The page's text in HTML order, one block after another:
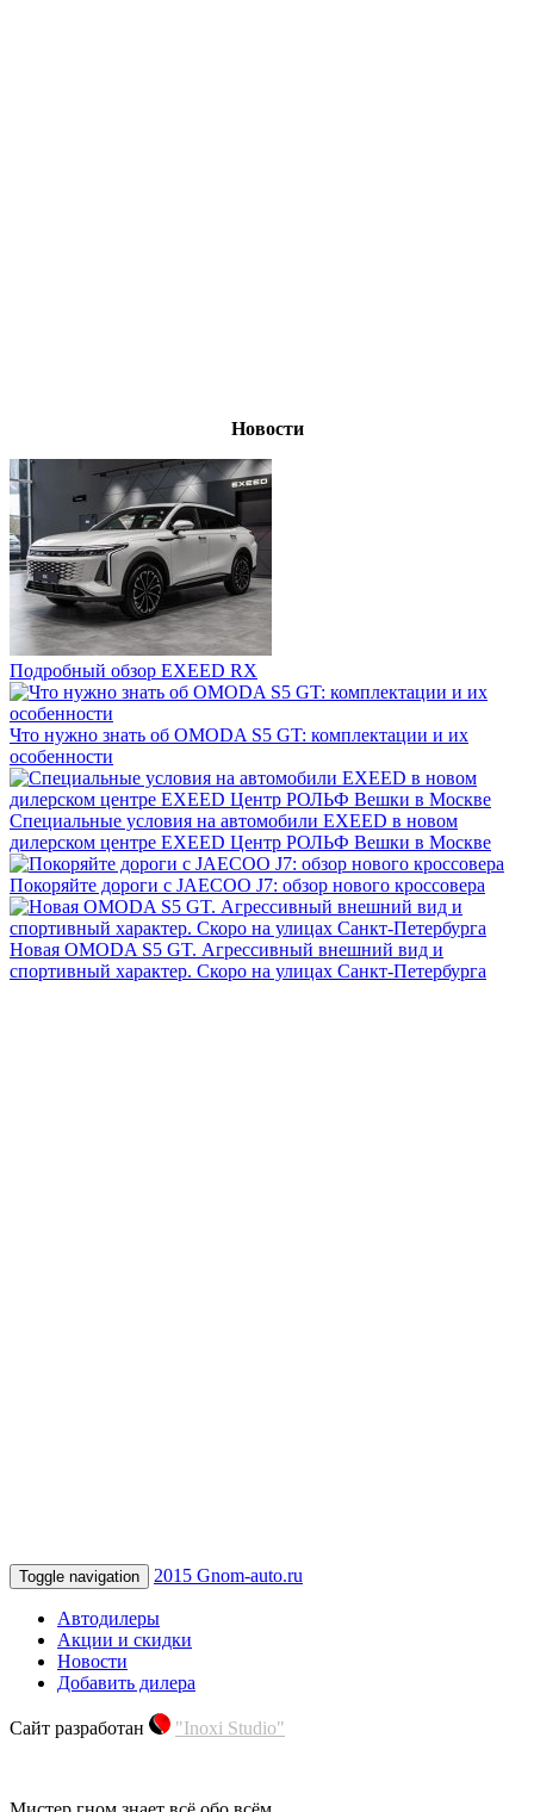
Новости
Подробный обзор EXEED RX
Что нужно знать об OMODA S5 GT: комплектации и их
особенности
Специальные условия на автомобили EXEED в новом
дилерском центре EXEED Центр РОЛЬФ Вешки в Москве
Покоряйте дороги с JAECOO J7: обзор нового кроссовера
Новая OMODA S5 GT. Агрессивный внешний вид и
спортивный характер. Скоро на улицах Санкт-Петербурга
Toggle navigation 2015 Gnom-auto.ru
Автодилеры
Акции и скидки
Новости
Добавить дилера
Сайт разработан "Inoxi Studio"